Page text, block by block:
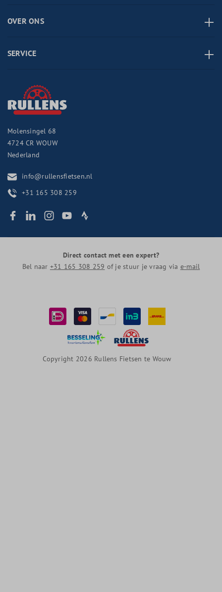
OVER ONS
SERVICE
Molensingel 68
4724 CR WOUW
Nederland
info@rullensfietsen.nl
+31 165 308 259
Direct contact met een expert?
Bel naar +31 165 308 259 of je stuur je vraag via e-mail
Copyright 2026 Rullens Fietsen te Wouw